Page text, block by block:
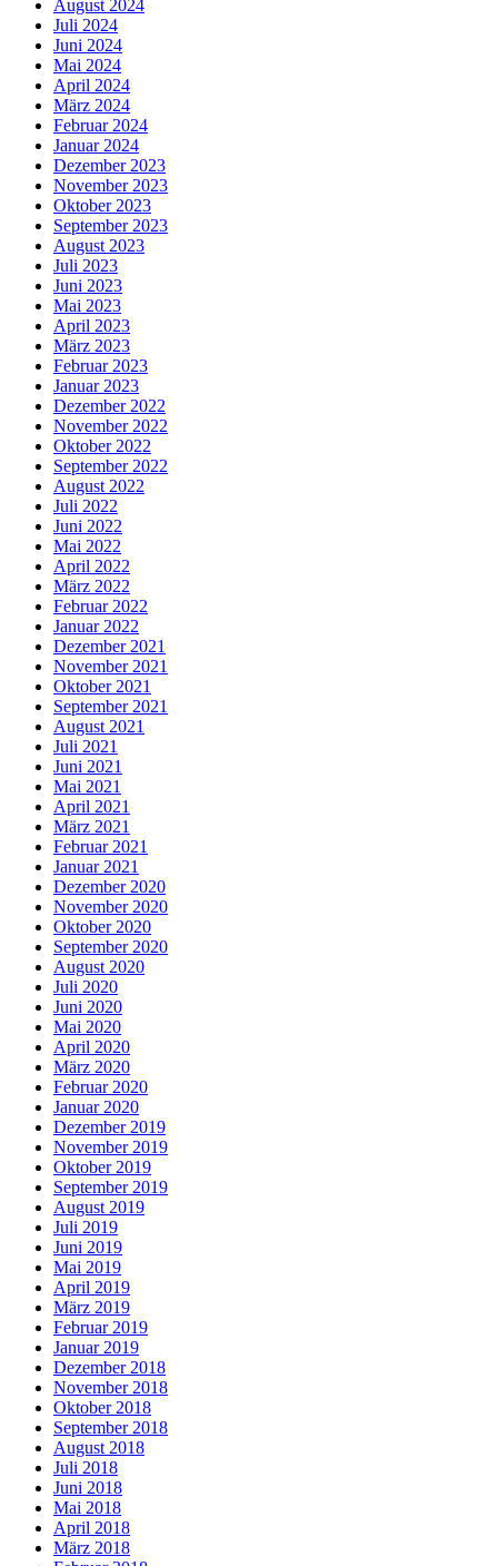
August 2024
Juli 2024
Juni 2024
Mai 2024
April 2024
März 2024
Februar 2024
Januar 2024
Dezember 2023
November 2023
Oktober 2023
September 2023
August 2023
Juli 2023
Juni 2023
Mai 2023
April 2023
März 2023
Februar 2023
Januar 2023
Dezember 2022
November 2022
Oktober 2022
September 2022
August 2022
Juli 2022
Juni 2022
Mai 2022
April 2022
März 2022
Februar 2022
Januar 2022
Dezember 2021
November 2021
Oktober 2021
September 2021
August 2021
Juli 2021
Juni 2021
Mai 2021
April 2021
März 2021
Februar 2021
Januar 2021
Dezember 2020
November 2020
Oktober 2020
September 2020
August 2020
Juli 2020
Juni 2020
Mai 2020
April 2020
März 2020
Februar 2020
Januar 2020
Dezember 2019
November 2019
Oktober 2019
September 2019
August 2019
Juli 2019
Juni 2019
Mai 2019
April 2019
März 2019
Februar 2019
Januar 2019
Dezember 2018
November 2018
Oktober 2018
September 2018
August 2018
Juli 2018
Juni 2018
Mai 2018
April 2018
März 2018